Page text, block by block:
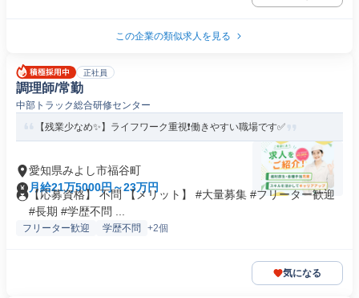
この企業の類似求人を見る
正社員
調理師/常勤
中部トラック総合研修センター
【残業少なめ✨】ライフワーク重視❗️働きやすい職場です✅️
愛知県みよし市福谷町
月給21万5000円～23万円
【応募資格】 不問 【メリット】 #大量募集 #フリーター歓迎
#長期 #学歴不問 ...
フリーター歓迎 学歴不問 +2個
気になる